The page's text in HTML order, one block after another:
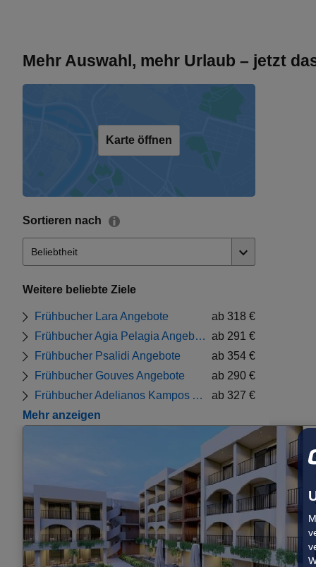
Mehr Auswahl, mehr Urlaub – jetzt
Karte öffnen
Sortieren nach
Weitere beliebte Ziele
Frühbucher Lara Angebote
ab 318 €
Frühbucher Agia Pelagia Angebote ab 291 €
Frühbucher Psalidi Angebote
ab 354 €
Frühbucher Gouves Angebote
ab 290 €
Frühbucher Adelianos Kampos Angebote
ab 327 €
Mehr anzeigen